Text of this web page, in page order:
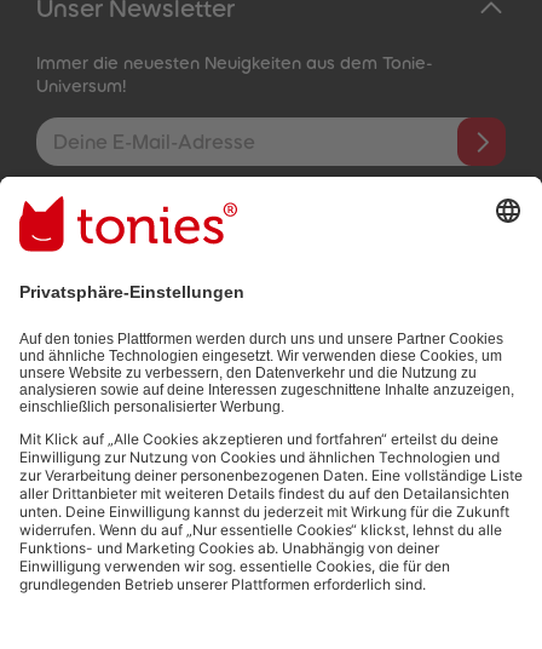
Unser Newsletter
Immer die neuesten Neuigkeiten aus dem Tonie-
Universum!
E-Mail-Addresse
Mit dem Absenden abonnierst du unseren E-Mail-Newsletter, der
auf den von dir bereitgestellten Informationen (z.B. Account-
informationen) und den von dir zu Werbezwecken bereitgestellten
Datenschutzbestimmungen.
Bezahlmethoden:
Links zu sozialen Netzwerken